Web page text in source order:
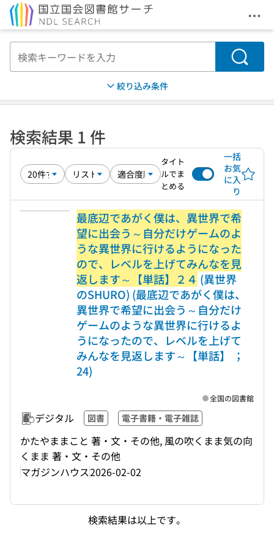
メ
検索
絞り込み条件
検索結果 1 件
タイト
ルでま
とめる
一括
お気
に入
り
最底辺であがく僕は、異世界で希
望に出会う～自分だけゲームのよ
うな異世界に行けるようになった
ので、レベルを上げてみんなを見
返します～【単話】２４ (異世界
のSHURO) (最底辺であがく僕は、
異世界で希望に出会う～自分だけ
ゲームのような異世界に行けるよ
うになったので、レベルを上げて
みんなを見返します～【単話】 ；
24)
デジタル 図書 電子書籍・電子雑誌
かたやままこと 著・文・その他, 風の吹くまま気の向
くまま 著・文・その他
マガジンハウス2026-02-02
全国の図書館
検索結果は以上です。